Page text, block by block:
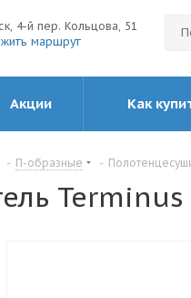
4-й пер. Кольцова, 51
маршрут
Акции Как
- П-образные -